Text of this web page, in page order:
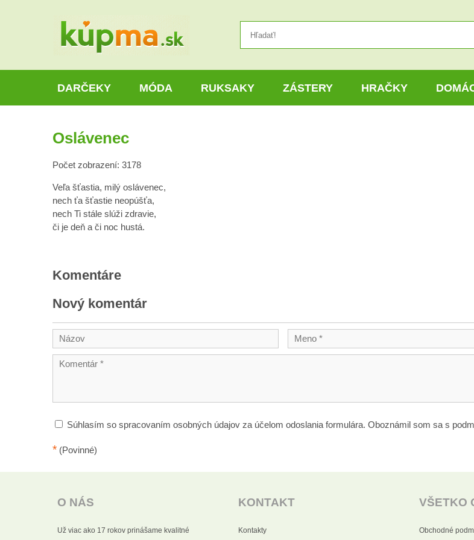
DARČEKY MÓDA RUKSAKY ZÁSTERY HRAČKY
Oslávenec
Počet zobrazení: 3178
Veľa šťastia, milý oslávenec,
nech ťa šťastie neopúšťa,
nech Ti stále slúži zdravie,
či je deň a či noc hustá.
Komentáre
Nový komentár
Súhlasím so spracovaním osobných údajov za účelom odoslania formulára. Oboznámil som sa s
* (Povinné)
O NÁS
Už viac ako 17 rokov prinášame kvalitné
KONTAKT
Kontakty
VŠETKO
Obchodné